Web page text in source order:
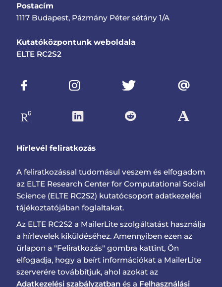
Postacím
1117 Budapest, Pázmány Péter sétány 1/A
Kutatóközpontunk weboldala
ELTE RC2S2
Hírlevél feliratkozás
A feliratkozással tudomásul veszem és elfogadom
az ELTE Research Center for Computational Social
Science (ELTE RC2S2) kutatócsoport adatkezelési
tájékoztatójában foglaltakat.
Az ELTE RC2S2 a MailerLite szolgáltatást használja
a hírlevelek kiküldéséhez. Amennyiben ezen az
űrlapon a "Feliratkozás" gombra kattint, Ön
elfogadja, hogy a beírt információkat a MailerLite
szerverére továbbítjuk, ahol azokat az
Adatkezelési szabályzatbanés a Felhasználási